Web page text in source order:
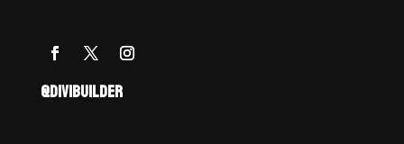
@DIVIBUILDER